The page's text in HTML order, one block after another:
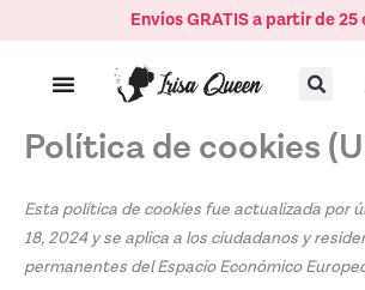
al
Envíos GRATIS a partir de 25
Política de cookies
Esta política de cookies fue actualizada por
18, 2024 y se aplica a los ciudadanos y
permanentes del Espacio Económico